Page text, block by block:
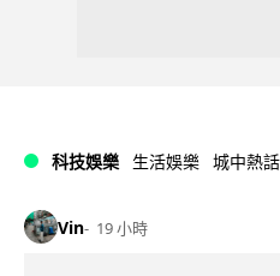
科技娛樂 生活娛樂 城中熱話
Vin 19 小時